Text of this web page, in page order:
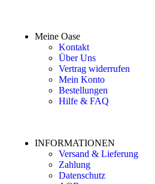
Meine Oase
Kontakt
Über Uns
Vertrag widerrufen
Mein Konto
Bestellungen
Hilfe & FAQ
INFORMATIONEN
Versand & Lieferung
Zahlung
Datenschutz